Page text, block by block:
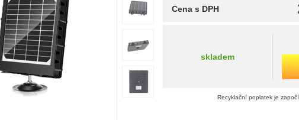
Cena s DPH
skladem
Recyklační poplatek je